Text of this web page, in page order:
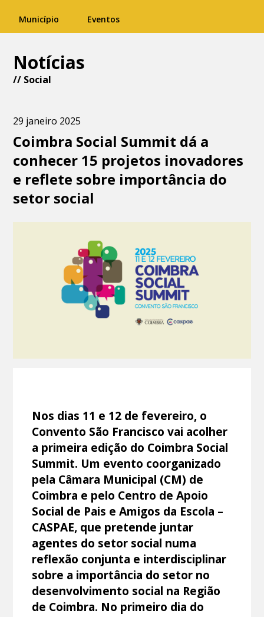
Município Eventos
Notícias
// Social
29 janeiro 2025
Coimbra Social Summit dá a
conhecer 15 projetos inovadores
e reflete sobre importância do
setor social
Nos dias 11 e 12 de fevereiro, o
Convento São Francisco vai acolher
a primeira edição do Coimbra Social
Summit. Um evento coorganizado
pela Câmara Municipal (CM) de
Coimbra e pelo Centro de Apoio
Social de Pais e Amigos da Escola –
CASPAE, que pretende juntar
agentes do setor social numa
reflexão conjunta e interdisciplinar
sobre a importância do setor no
desenvolvimento social na Região
de Coimbra. No primeiro dia do